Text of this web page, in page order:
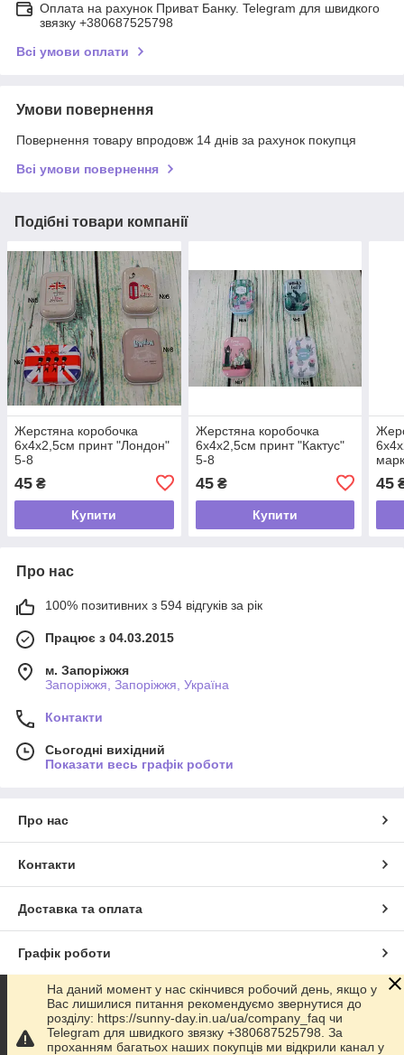
Оплата на рахунок Приват Банку. Telegram для швидкого
звязку +380687525798
Всі умови оплати
Умови повернення
Повернення товару впродовж 14 днів за рахунок покупця
Всі умови повернення
Подібні товари компанії
Жерстяна коробочка
6х4х2,5см принт "Лондон"
5-8
45 ₴
Купити
Жерстяна коробочка
6х4х2,5см принт "Кактус"
5-8
45₴
Купити
45
Про нас
100% позитивних з 594 відгуків за рік
Працює з 04.03.2015
м. Запоріжжя
Запоріжжя, Запоріжжя, Україна
Контакти
Сьогодні вихідний
Показати весь графік роботи
Про нас
Контакти
Доставка та оплата
Графік роботи
Повна версія сайту
Сайт створено на маркетплейсі Prom.ua
На даний момент у нас скінчився робочий день, якщо у
Вас лишилися питання рекомендуємо звернутися до
розділу: https://sunny-day.in.ua/ua/company_faq чи
Telegram для швидкого звязку +380687525798. За
проханням багатьох наших покупців ми відкрили канал у